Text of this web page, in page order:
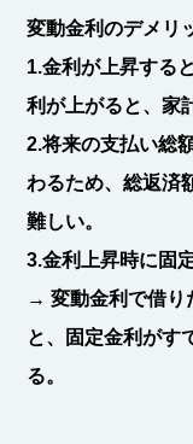
変動金利のデメリ
1.金利が上昇する
利が上がると、家
2.将来の支払い総
わるため、総返済
難しい。
3.金利上昇時に固
→ 変動金利で借り
と、固定金利がす
る。